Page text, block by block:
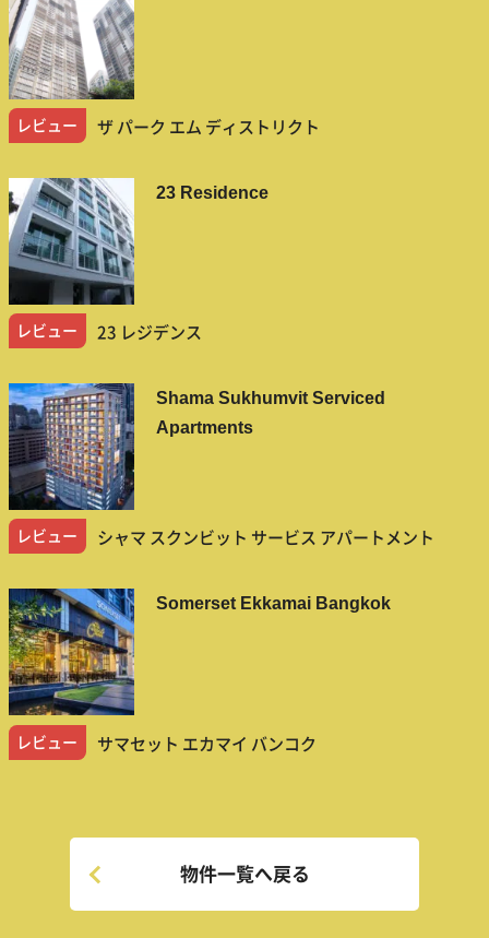
レビュー ザ パーク エム ディストリクト
23 Residence
レビュー 23 レジデンス
Shama Sukhumvit Serviced
Apartments
レビュー シャマ スクンビット サービス アパートメント
Somerset Ekkamai Bangkok
レビュー サマセット エカマイ バンコク
物件一覧へ戻る